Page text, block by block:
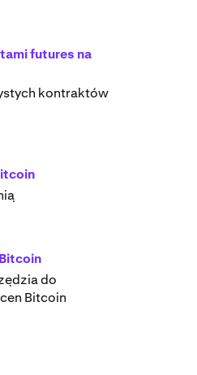
futures na
kontraktów
do
Bitcoin